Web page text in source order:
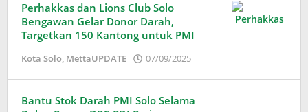
Perhakkas dan Lions Club Solo
Bengawan Gelar Donor Darah,
Targetkan 150 Kantong untuk PMI
Kota Solo, MettaUPDATE 07/09/2025
Wardani
Bantu Stok Darah PMI Solo Selama